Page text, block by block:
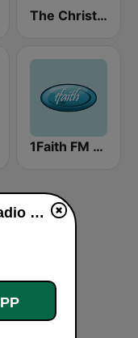
The Christian Mix
1Faith FM - Christian Hits
Christian Sermon Radio en vivo